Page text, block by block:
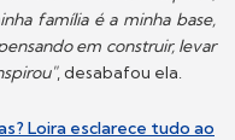
família é a minha base,
em construir, levar
, desabafou ela.
Loira esclarece tudo ao